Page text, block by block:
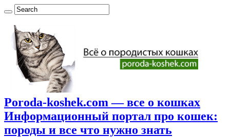
Poroda-koshek.com — все о кошках
Информационный портал про кошек:
породы и все что нужно знать